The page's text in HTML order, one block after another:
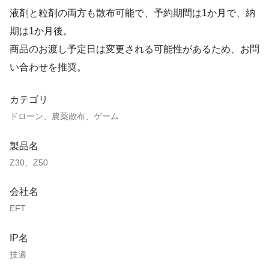
液剤と粒剤の両方も散布可能で、予約期間は1か月で、納
期は1か月後。
商品のお渡し予定日は変更される可能性があるため、お問
い合わせを推奨。
カテゴリ
ドローン、農薬散布、ゲーム
製品名
Z30、Z50
会社名
EFT
IP名
技適